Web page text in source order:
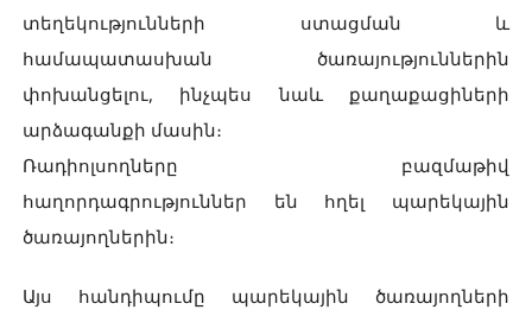
տեղեկությունների ստացման և
համապատասխան ծառայություններին
փոխանցելու, ինչպես նաև քաղաքացիների
արձագանքի մասին։
Ռադիոլսողները բազմաթիվ
հաղորդագրություններ են հղել պարեկային
ծառայողներին։
Այս հանդիպումը պարեկային ծառայողների